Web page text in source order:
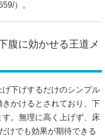
）。
腹に効かせる王道メ
下げするだけのシンプル
かけるとされており、下
。無理に高く上げず、床
けでも効果が期待できる